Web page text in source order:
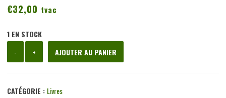
€32,00 tvac
1 EN STOCK
-
de
le
+ AJOUTER AU PANIER
CATÉGORIE : Livres